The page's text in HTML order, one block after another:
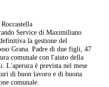
Service di Maximiliano
la gestione del
Grana. Padre di due figli, 47
comunale con l'aiuto della
L'aperura è prevista nel mese
di buon lavoro e di buona
comunale.